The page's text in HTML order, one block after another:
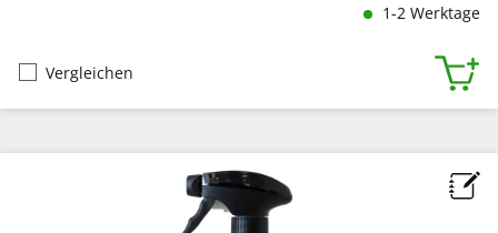
1-2 Werktage
Vergleichen